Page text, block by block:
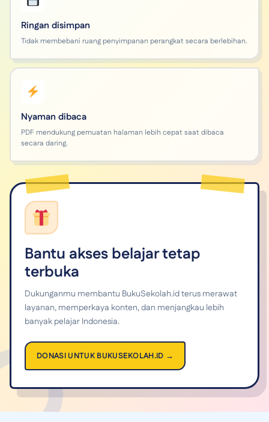
Ringan disimpan
Tidak membebani ruang penyimpanan perangkat secara berlebihan.
Nyaman dibaca
PDF mendukung pemuatan halaman lebih cepat saat dibaca
secara daring.
Bantu akses belajar tetap
terbuka
Dukunganmu membantu BukuSekolah.id terus merawat
layanan, memperkaya konten, dan menjangkau lebih
banyak pelajar Indonesia.
DONASI UNTUK BUKUSEKOLAH.ID →